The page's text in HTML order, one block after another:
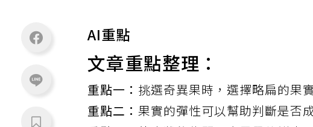
AI重點
文章重點整理：
重點一： 挑選奇異果時，選擇略扁的果
重點二：果實的彈性可以幫助判斷是否